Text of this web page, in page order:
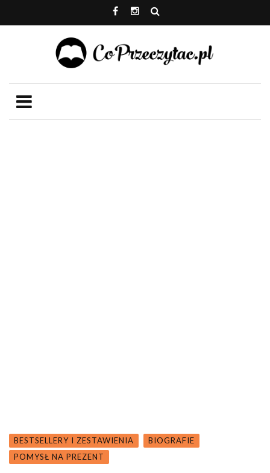
BESTSELLERY I ZESTAWIENIA
BIOGRAFIE
POMYSŁ NA PREZENT